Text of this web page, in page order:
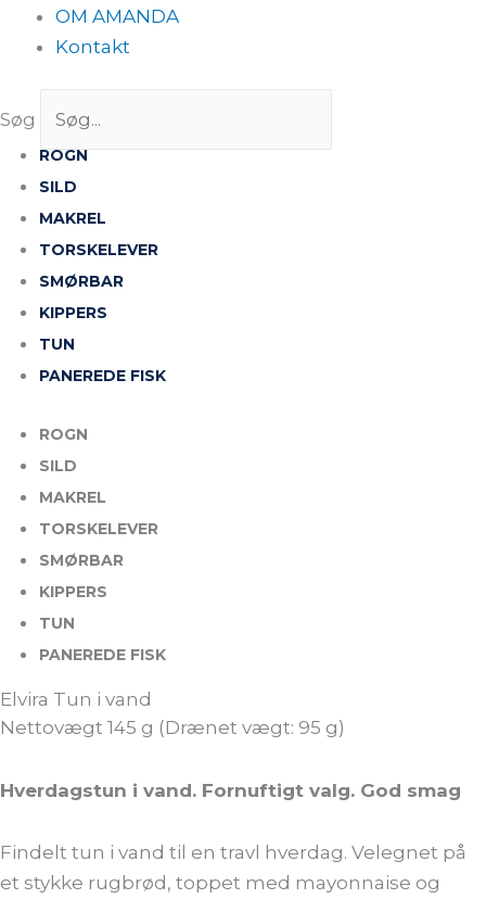
OM AMANDA
Kontakt
Søg
ROGN
SILD
MAKREL
TORSKELEVER
SMØRBAR
KIPPERS
TUN
PANEREDE FISK
ROGN
SILD
MAKREL
TORSKELEVER
SMØRBAR
KIPPERS
TUN
PANEREDE FISK
Elvira Tun i vand
Nettovægt 145 g (Drænet vægt: 95 g)
Hverdagstun i vand. Fornuftigt valg. God smag
Findelt tun i vand til en travl hverdag. Velegnet på
et stykke rugbrød, toppet med mayonnaise og